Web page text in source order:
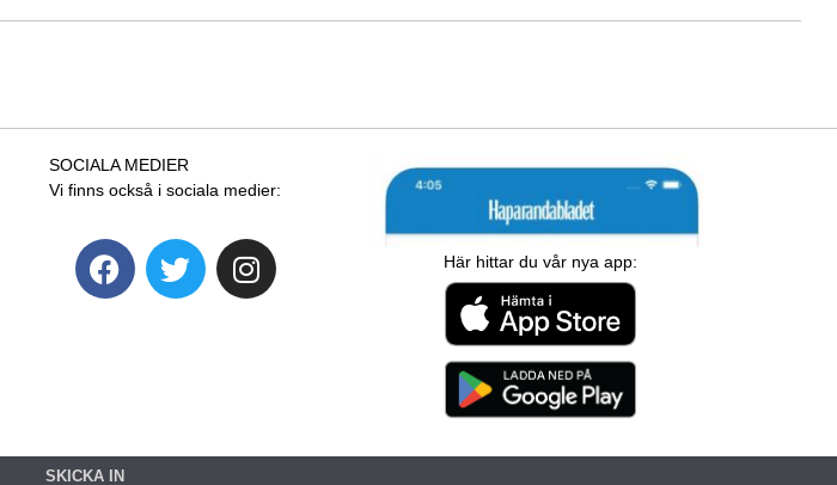
SOCIALA MEDIER
Vi finns också i sociala medier:
Här hittar du vår nya app:
SKICKA IN